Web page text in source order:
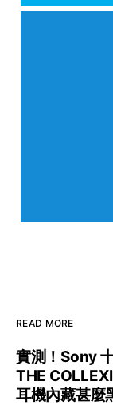
READ MORE
實測！Sony
THE
耳機內藏甚麼